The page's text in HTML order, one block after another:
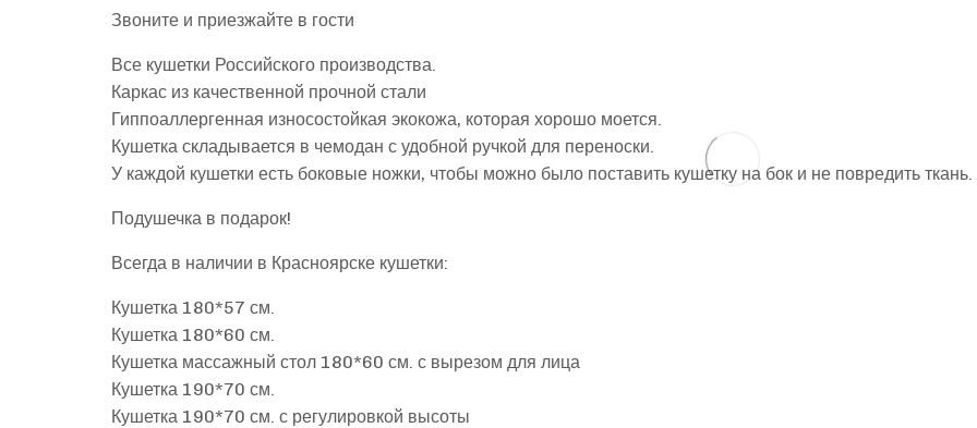
Звоните и приезжайте в гости
Все кушетки Российского производства.
Каркас из качественной прочной стали
Гиппоаллергенная износостойкая экокожа, которая хорошо моется.
Кушетка складывается в чемодан с удобной ручкой для переноски.
У каждой кушетки есть боковые ножки, чтобы можно было поставить кушетку на бок и не повредить ткань.
Подушечка в подарок!
Всегда в наличии в Красноярске кушетки:
Кушетка 180*57 см.
Кушетка 180*60 см.
Кушетка массажный стол 180*60 см. с вырезом для лица
Кушетка 190*70 см.
Кушетка 190*70 см. с регулировкой высоты